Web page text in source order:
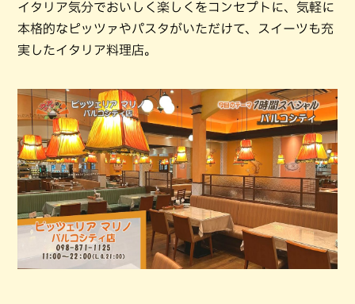
イタリア気分でおいしく楽しくをコンセプトに、気軽に
本格的なピッツァやパスタがいただけて、スイーツも充
実したイタリア料理店。